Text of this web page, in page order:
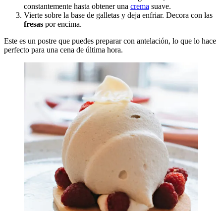
constantemente hasta obtener una crema suave.
Vierte sobre la base de galletas y deja enfriar. Decora con las
fresas por encima.
Este es un postre que puedes preparar con antelación, lo que lo hace
perfecto para una cena de última hora.